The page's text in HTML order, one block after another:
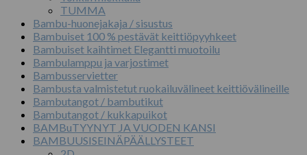
TUMMA
Bambu-huonejakaja / sisustus
Bambuiset 100 % pestävät keittiöpyyhkeet
Bambuiset kaihtimet Elegantti muotoilu
Bambulamppu ja varjostimet
Bambusservietter
Bambusta valmistetut ruokailuvälineet keittiövälineille
Bambutangot / bambutikut
Bambutangot / kukkapuikot
BAMBuTYYNYT JA VUODEN KANSI
BAMBUUSISEINÄPÄÄLLYSTEET